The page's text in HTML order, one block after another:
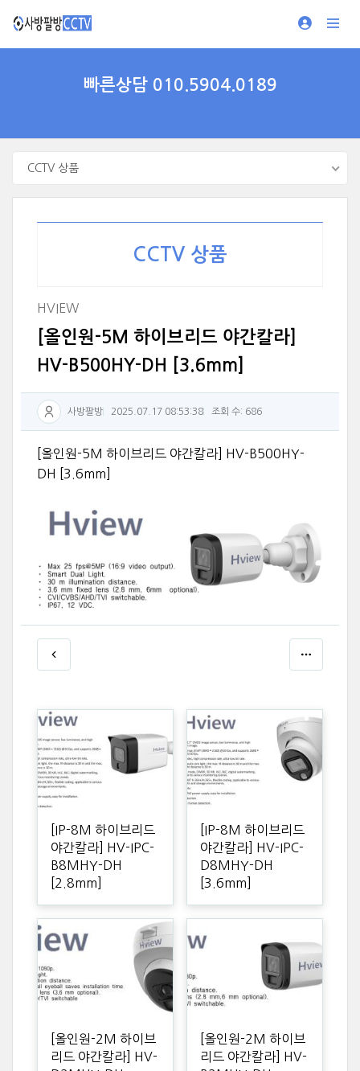
빠른상담 010.5904.0189
CCTV 상품
CCTV 상품
HVIEW
[올인원-5M 하이브리드 야간칼라]
HV-B500HY-DH [3.6mm]
사방팔방 2025.07.17 08:53:38 조회 수: 686
[올인원-5M 하이브리드 야간칼라] HV-B500HY-
DH [3.6mm]
[IP-8M 하이브리드
야간칼라] HV-IPC-
B8MHY-DH
[2.8mm]
[IP-8M 하이브리드
야간칼라] HV-IPC-
D8MHY-DH
[3.6mm]
[올인원-2M 하이브
리드 야간칼라] HV-
[올인원-2M 하이브
리드 야간칼라] HV-